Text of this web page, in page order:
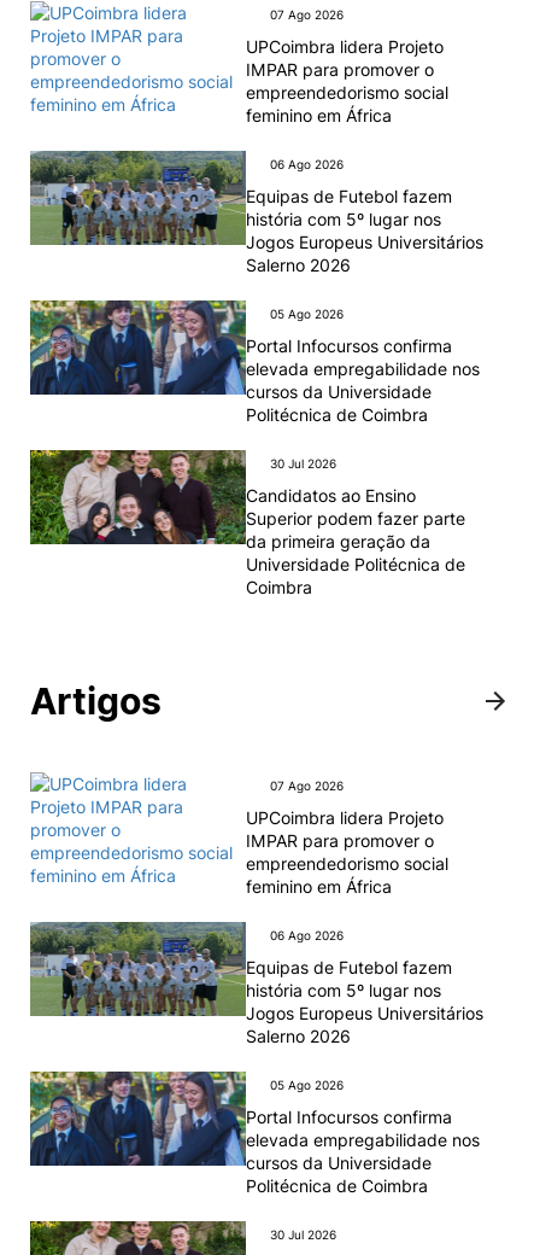
Alumni
Projetos PRR
Magazine
Eventos
Sugestões,
©2026 Instituto Politécnico de
07 Ago 2026
UPCoimbra lidera Projeto
IMPAR para promover o
empreendedorismo social
feminino em África
06 Ago 2026
Equipas de Futebol fazem
história com 5º lugar nos
Jogos Europeus Universitários
Salerno 2026
05 Ago 2026
Portal Infocursos confirma
elevada empregabilidade nos
cursos da Universidade
Politécnica de Coimbra
30 Jul 2026
Candidatos ao Ensino
Superior podem fazer parte
da primeira geração da
Universidade Politécnica de
Coimbra
Artigos
07 Ago 2026
UPCoimbra lidera Projeto
IMPAR para promover o
empreendedorismo social
feminino em África
06 Ago 2026
Equipas de Futebol fazem
história com 5º lugar nos
Jogos Europeus Universitários
Salerno 2026
05 Ago 2026
Portal Infocursos confirma
elevada empregabilidade nos
cursos da Universidade
Politécnica de Coimbra
30 Jul 2026